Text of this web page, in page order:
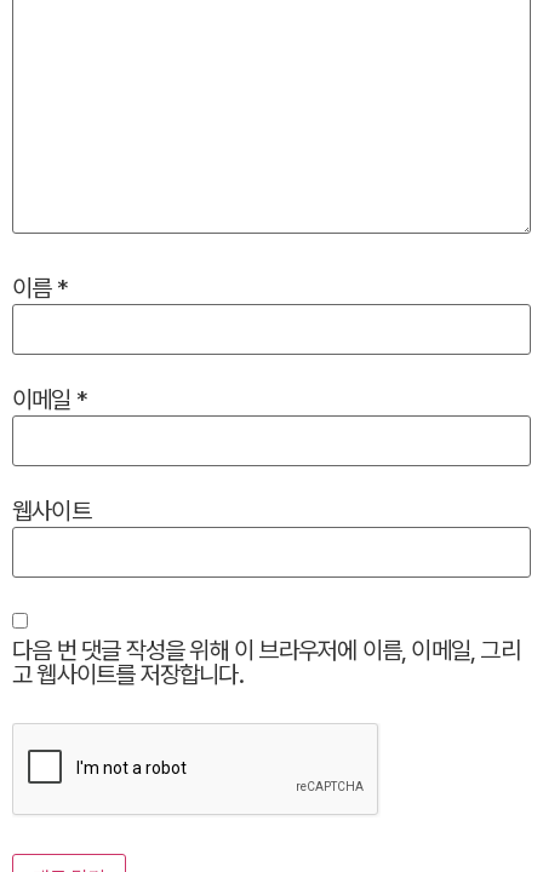
이름 *
이메일 *
웹사이트
다음 번 댓글 작성을 위해 이 브라우저에 이름, 이메일, 그리
고 웹사이트를 저장합니다.